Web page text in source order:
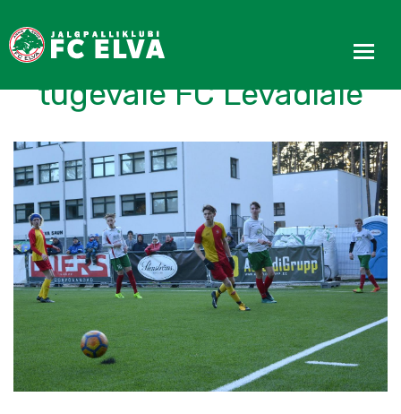
FC Elva U19 kaotas
tugevale FC Levadiale